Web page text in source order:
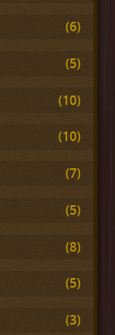
(6)
(5)
(10)
(10)
(7)
(5)
(8)
(5)
(3)